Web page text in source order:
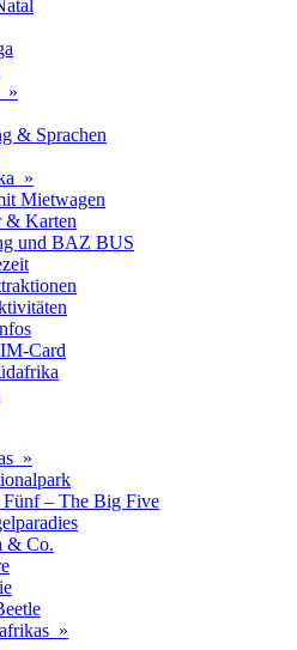
»
& Sprachen
»
Mietwagen
& Karten
und BAZ BUS
Card
»
– The Big Five
& Co.
»